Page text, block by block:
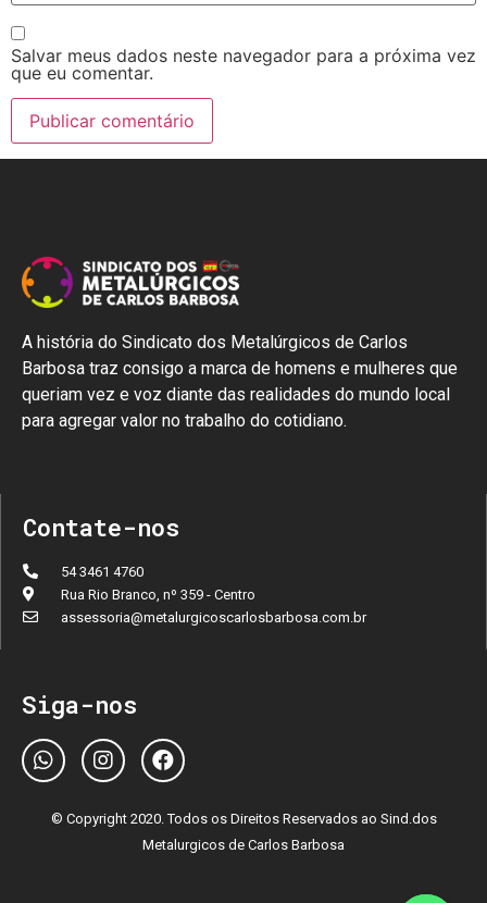
Salvar meus dados neste navegador para a próxima vez
que eu comentar.
A história do Sindicato dos Metalúrgicos de Carlos
Barbosa traz consigo a marca de homens e mulheres que
queriam vez e voz diante das realidades do mundo local
para agregar valor no trabalho do cotidiano.
Contate-nos
54 3461 4760
Rua Rio Branco, nº 359 - Centro
assessoria@metalurgicoscarlosbarbosa.com.br
Siga-nos
© Copyright 2020. Todos os Direitos Reservados ao Sind.dos
Metalurgicos de Carlos Barbosa